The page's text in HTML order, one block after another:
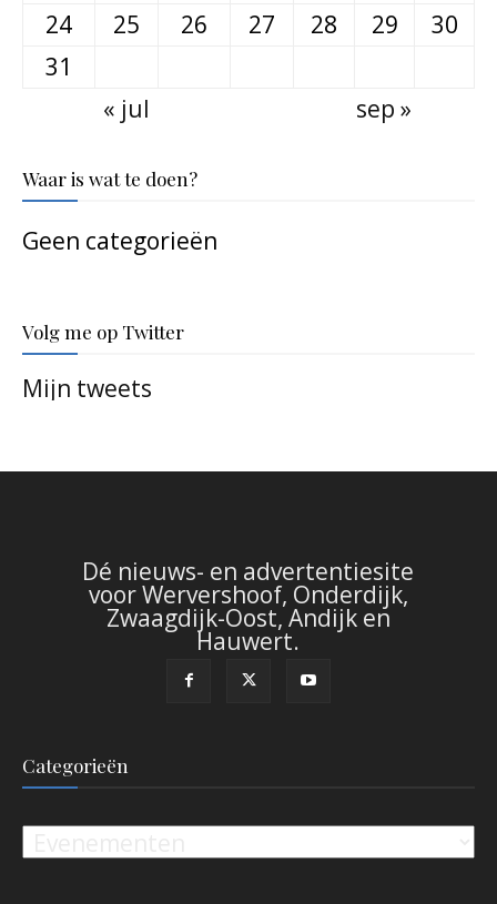
24
25 26 27 28 29
30
31
« jul
sep »
Waar is wat te doen?
Geen categorieën
Volg me op Twitter
Mijn tweets
Dé nieuws- en advertentiesite
voor Wervershoof, Onderdijk,
Zwaagdijk-Oost, Andijk en
Hauwert.
Categorieën
Categorieën